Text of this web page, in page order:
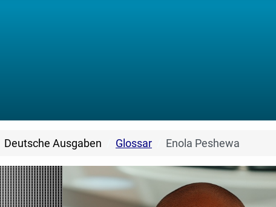
Deutsche Ausgaben Glossar Enola Peshewa